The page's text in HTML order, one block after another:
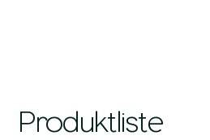
Produktliste